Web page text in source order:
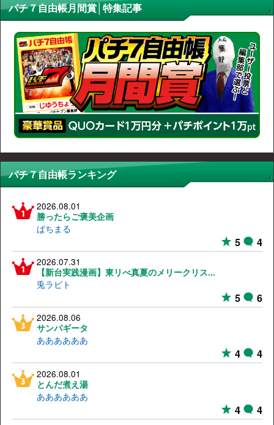
パチ７自由帳月間賞│特集記事
パチ７自由帳ランキング
2026.08.01
勝ったらご褒美企画
ぱちまる
5 4
2026.07.31
【新台実践漫画】東リべ真夏のメリークリス...
兎ラビト
5 6
2026.08.06
サンパギータ
ああああああ
4 4
2026.08.01
とんだ煮え湯
ああああああ
4 4